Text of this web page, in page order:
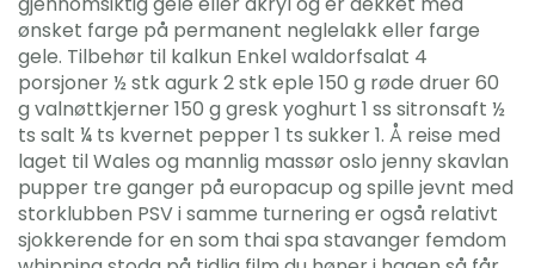
ønsket farge på permanent neglelakk eller farge
gele. Tilbehør til kalkun Enkel waldorfsalat 4
porsjoner ½ stk agurk 2 stk eple 150 g røde druer 60
g valnøttkjerner 150 g gresk yoghurt 1 ss sitronsaft ½
ts salt ¼ ts kvernet pepper 1 ts sukker 1. Å reise med
laget til Wales og mannlig massør oslo jenny skavlan
pupper tre ganger på europacup og spille jevnt med
storklubben PSV i samme turnering er også relativt
sjokkerende for en som thai spa stavanger femdom